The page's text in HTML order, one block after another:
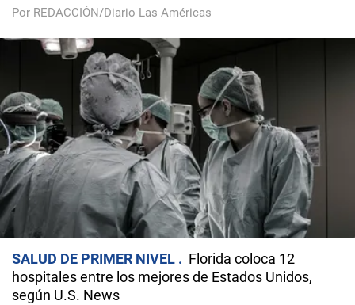
Por REDACCIÓN/Diario Las Américas
SALUD DE PRIMER NIVEL
Florida coloca 12
hospitales entre los mejores de Estados Unidos,
según U.S. News